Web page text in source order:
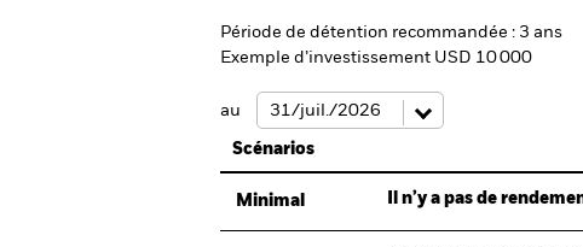
Période de détention recommandée : 3 ans
Exemple d’investissement USD 10 000
au
Scénarios
Minimal Il n’y a pas de